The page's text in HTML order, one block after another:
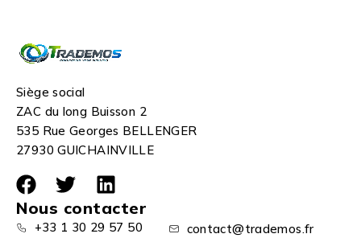
Siège social
ZAC du long Buisson 2
535 Rue Georges BELLENGER
27930 GUICHAINVILLE
Nous contacter
+33 1 30 29 57 50
contact@trademos.fr